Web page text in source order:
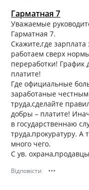
Гарматная 7
Уважаемые
Гарматная 7.
Скажите,где
работаем сверх
переработки! График
платите!
Где официальные
заработаные
труда,сделайте
добры – платите!
в государственнаю
труда,прокуратуру.
много чего.
С ув.
Відповісти •••